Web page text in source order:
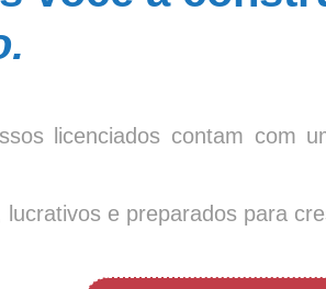
licenciados contam com
e preparados para
0800